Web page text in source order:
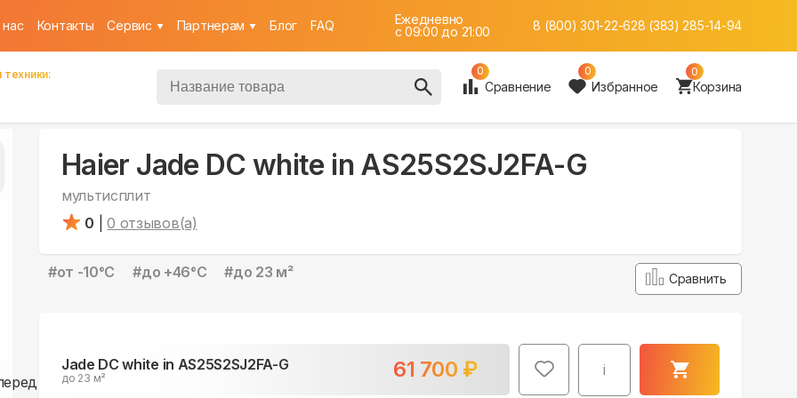
Контакты Cервис Партнерам Блог FAQ
Ежедневно
c 09:00 до 21:00
8 (800) 301-22-628 (383) 285-14-94
0
Сравнение
0
Избранное
0
Корзина
Haier Jade DC white in AS25S2SJ2FA-G
мультисплит
0
0 отзывов(а)
#от -10°С #до +46°С #до 23 м² Сравнить
Jade DC white in AS25S2SJ2FA-G
до 23 м² 61 700 ₽ i